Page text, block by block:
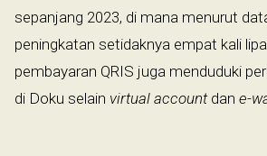
sepanjang 2023, di mana menurut
peningkatan setidaknya empat kali
pembayaran QRIS juga menduduki
di Doku selain virtual accountdan e-